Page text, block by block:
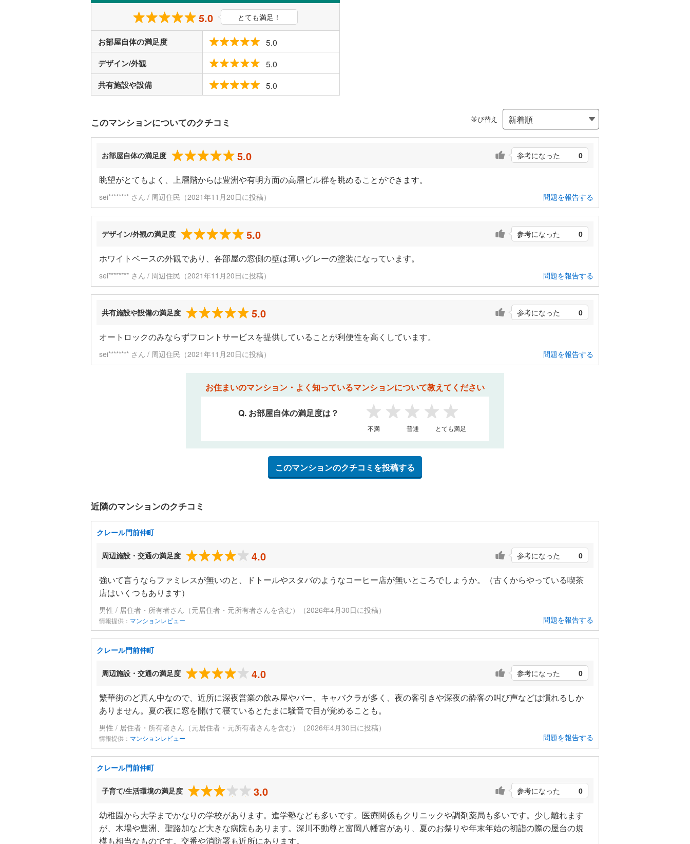
5.0 とても満足！
お部屋自体の満足度 5.0
デザイン/外観 5.0
共有施設や設備 5.0
このマンションについてのクチコミ 並び替え
お部屋自体の満足度 5.0 参考になった 0
眺望がとてもよく、上層階からは豊洲や有明方面の高層ビル群を眺めることができます。
sei******** さん / 周辺住民（2021年11月20日に投稿） 問題を報告する
デザイン/外観の満足度 5.0 参考になった 0
ホワイトベースの外観であり、各部屋の窓側の壁は薄いグレーの塗装になっています。
sei******** さん / 周辺住民（2021年11月20日に投稿） 問題を報告する
共有施設や設備の満足度 5.0 参考になった 0
オートロックのみならずフロントサービスを提供していることが利便性を高くしています。
sei******** さん / 周辺住民（2021年11月20日に投稿） 問題を報告する
お住まいのマンション・よく知っているマンションについて教えてください
Q. お部屋自体の満足度は？
1 2 3 4 5
不満 普通 とても満足
このマンションのクチコミを投稿する
近隣のマンションのクチコミ
クレール門前仲町
周辺施設・交通の満足度 4.0 参考になった 0
強いて言うならファミレスが無いのと、ドトールやスタバのようなコーヒー店が無いところでしょうか。（古くからやっている喫茶
店はいくつもあります）
男性 / 居住者・所有者さん（元居住者・元所有者さんを含む）（2026年4月30日に投稿）
情報提供： マンションレビュー 問題を報告する
クレール門前仲町
周辺施設・交通の満足度 4.0 参考になった 0
繁華街のど真ん中なので、近所に深夜営業の飲み屋やバー、キャバクラが多く、夜の客引きや深夜の酔客の叫び声などは慣れるしか
ありません。夏の夜に窓を開けて寝ているとたまに騒音で目が覚めることも。
男性 / 居住者・所有者さん（元居住者・元所有者さんを含む）（2026年4月30日に投稿）
情報提供： マンションレビュー 問題を報告する
クレール門前仲町
子育て/生活環境の満足度 3.0 参考になった 0
幼稚園から大学までかなりの学校があります。進学塾なども多いです。医療関係もクリニックや調剤薬局も多いです。少し離れます
が、木場や豊洲、聖路加など大きな病院もあります。深川不動尊と富岡八幡宮があり、夏のお祭りや年末年始の初詣の際の屋台の規
模も相当なものです。交番や消防署も近所にあります。